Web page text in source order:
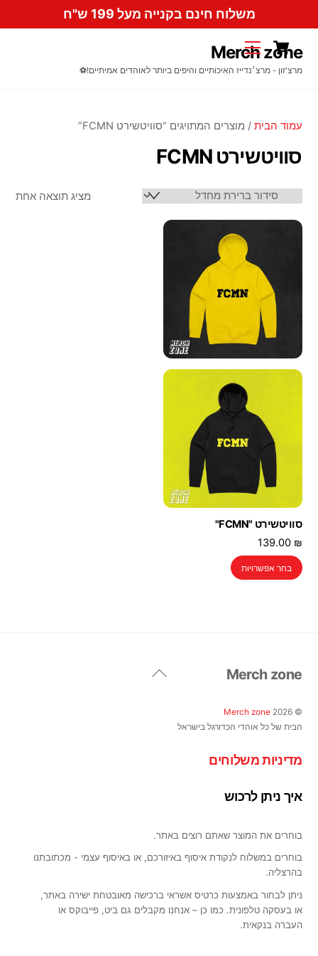
content
משלוח חינם בקנייה מעל 199 ש"ח
MenuCart
Merch zone
מרצ'זון - מרצ׳נדייז האיכותיים והיפים ביותר לאוהדים אמיתיים!⚽️
עמוד הבית / מוצרים המתויגים “סוויטשירט FCMN”
סוויטשירט FCMN
מציג תוצאה אחת
סוויטשירט "FCMN"
139.00 ₪
בחר אפשרויות
למוצר
את
בעמוד
המוצר
Back
Merch zone
©
Merch zone2026
הבית של כל אוהדי הכדורגל בישראל
מדיניות משלוחים
איך ניתן לרכוש
בוחרים את המוצר שאתם רוצים באתר.
בוחרים במשלוח לנקודת איסוף באיזורכם, או באיסוף עצמי - מכתובתנו
בהרצליה.
ניתן לבחור באמצעות כרטיס אשראי ברכישה מאובטחת ישירה באתר,
או בעסקה טלפונית. כמו כן – אנחנו מקבלים גם ביט, פייבוקס או
העברה בנקאית.